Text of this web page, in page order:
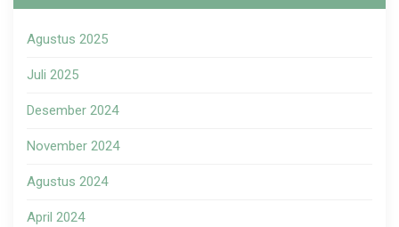
Agustus 2025
Juli 2025
Desember 2024
November 2024
Agustus 2024
April 2024